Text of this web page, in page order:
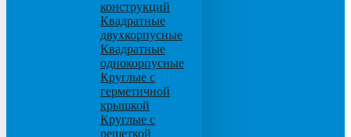
конструкций
Квадратные
двухкорпусные
Квадратные
однокорпусные
Круглые с
герметичной
крышкой
Круглые с
решеткой